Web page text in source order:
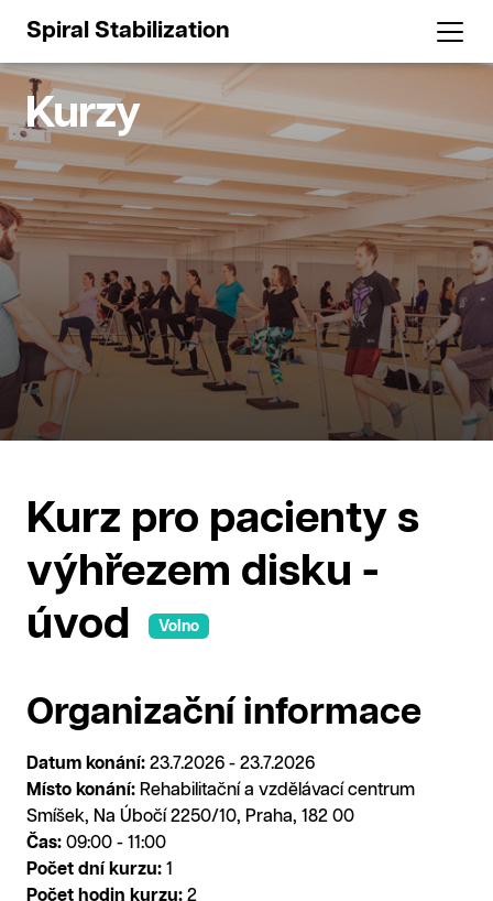
Spiral Stabilization
Kurzy
Kurz pro pacienty s
výhřezem disku -
úvod
Volno
Organizační informace
Datum konání: 23.7.2026 - 23.7.2026
Místo konání: Rehabilitační a vzdělávací centrum
Smíšek, Na Úbočí 2250/10, Praha, 182 00
Čas: 09:00 - 11:00
Počet dní kurzu: 1
Počet hodin kurzu: 2